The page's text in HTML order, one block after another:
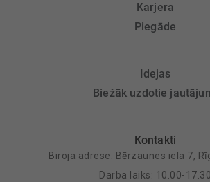
Karjera
Piegāde
Idejas
Biežāk uzdotie
Kontakti
Biroja adrese: Bērzaunes iela 7,
Darba laiks: 10.00-17.30